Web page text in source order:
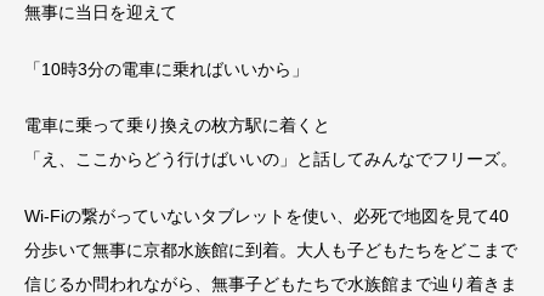
無事に当日を迎えて
「10時3分の電車に乗ればいいから」
電車に乗って乗り換えの枚方駅に着くと
「え、ここからどう行けばいいの」と話してみんなでフリーズ。
Wi-Fiの繋がっていないタブレットを使い、必死で地図を見て40
分歩いて無事に京都水族館に到着。大人も子どもたちをどこまで
信じるか問われながら、無事子どもたちで水族館まで辿り着きま